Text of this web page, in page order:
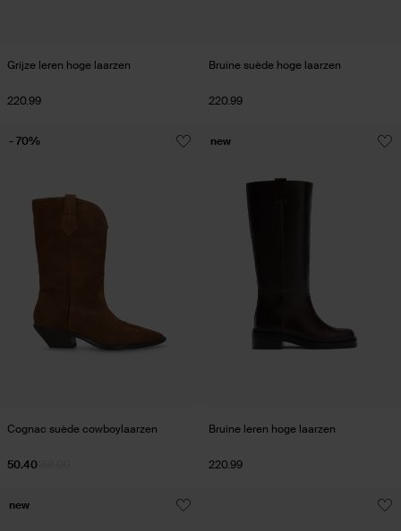
Grijze leren hoge laarzen
220.99
Bruine suède hoge laarzen
220.99
Cognac suède cowboylaarzen
50.40
- 70%
Bruine leren hoge laarzen
220.99
new
new